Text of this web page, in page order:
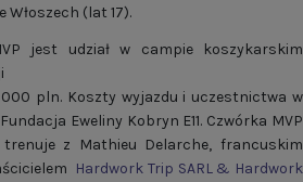
(lat 17).
jest udział w campie koszykarskim
pln. Koszty wyjazdu i uczestnictwa w
Eweliny Kobryn E11. Czwórka MVP
z Mathieu Delarche, francuskim
Hardwork Trip SARL & Hardwork